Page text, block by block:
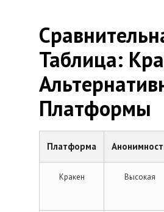
Таблица:
Платформы
Платформа
Кракен Высокая